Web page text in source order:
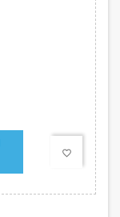
favorite_border